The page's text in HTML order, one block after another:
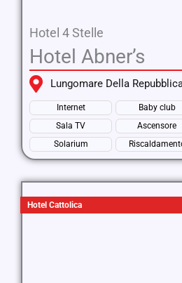
Hotel 4 Stelle
Hotel Abner’s
Lungomare Della
Internet Baby club
Sala TV
Ascensore
Solarium
Hotel Cattolica